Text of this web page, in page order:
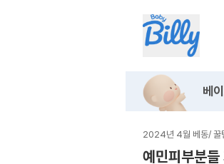
베
2024년 4월 베동/ 꿀
예민피부분